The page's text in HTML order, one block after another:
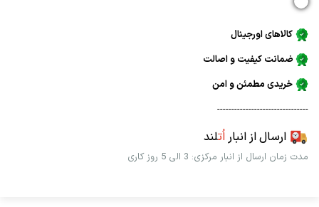
کالاهای اورجینال
ضمانت کیفیت و اصالت
خریدی مطمئن و امن
--------------------------------
ارسال از انباراُتلند
مدت زمان ارسال از انبار مرکزی: 3 الی 5 روز کاری